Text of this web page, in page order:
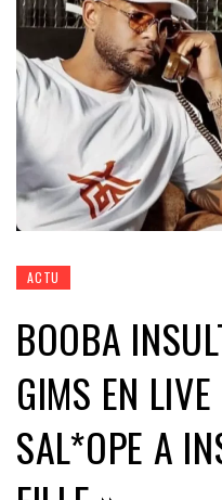
ACTU
BOOBA
GIMS EN
SAL*OPE A